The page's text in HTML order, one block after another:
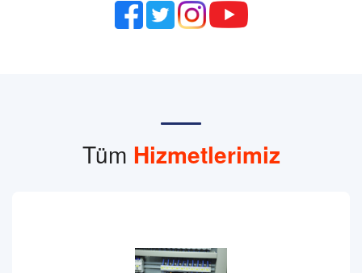
Tüm Hizmetlerimiz